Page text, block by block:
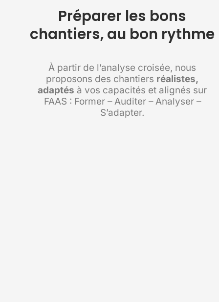
Préparer les bons
chantiers, au bon rythme
À partir de l’analyse croisée, nous
proposons des chantiers réalistes,
adaptés à vos capacités et alignés sur
FAAS : Former – Auditer – Analyser –
S’adapter.